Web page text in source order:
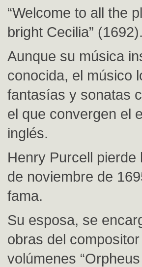
“Welcome to all the
bright Cecilia” (1692).
Aunque su música
conocida, el músico
fantasías y sonatas
el que convergen el
inglés.
Henry Purcell
de noviembre de
fama.
Su esposa, se
obras del
volúmenes